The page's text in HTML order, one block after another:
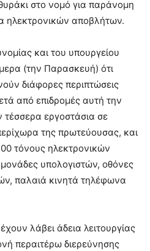
στο νομό για παράνομη
ηλεκτρονικών αποβλήτων.
και του υπουργείου
(την Παρασκευή) ότι
διάφορες περιπτώσεις
από επιδρομές αυτή την
τέσσερα εργοστάσια σε
της πρωτεύουσας, και
τόνους ηλεκτρονικών
υπολογιστών, οθόνες
παλαιά κινητά τηλέφωνα
λάβει άδεια λειτουργίας
περαιτέρω διερεύνησης